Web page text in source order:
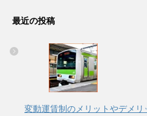
最近の投稿
変動運賃制のメリットやデメ